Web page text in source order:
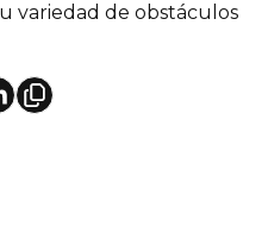
variedad de obstáculos